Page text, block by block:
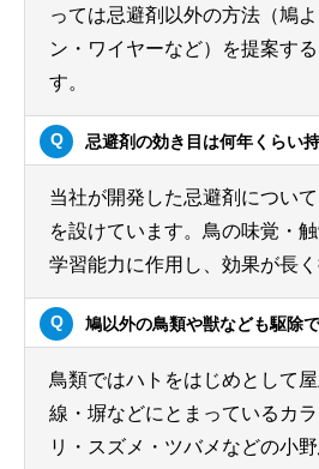
っては忌避剤以外の方法（鳩
ン・ワイヤーなど）を提案す
す。
忌避剤の効き目は何年くらい
当社が開発した忌避剤につい
を設けています。鳥の味覚・
学習能力に作用し、効果が長く
鳩以外の鳥類や獣なども駆除
鳥類ではハトをはじめとして
線・塀などにとまっているカ
リ・スズメ・ツバメなどの小